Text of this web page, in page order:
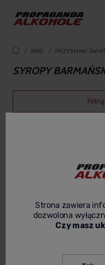
/ INNE / PRZYSMAKI
SYROPY
Strona zawiera
dozwolona
Czy masz